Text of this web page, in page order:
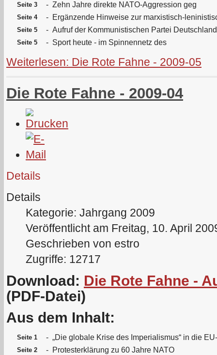
Seite 3 - Zehn Jahre direkte NATO-Aggression geg
Seite 4 - Ergänzende Hinweise zur marxistisch-
Seite 5 - Aufruf der Kommunistischen Partei
Seite 5 - Sport heute - im Spinnennetz des
Weiterlesen: Die Rote Fahne - 2009-05
Die Rote Fahne - 2009-04
Details
Details
Kategorie: Jahrgang 2009
Veröffentlicht am Freitag, 10. April
Geschrieben von estro
Zugriffe: 12717
Download: Die Rote Fahne -
(PDF-Datei)
Aus dem Inhalt:
Seite 1 - „Die globale Krise des Imperialismus“ in die
Seite 2 - Protesterklärung zu 60 Jahre NATO